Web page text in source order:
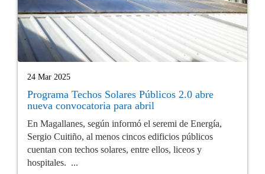
24 Mar 2025
Programa Techos Solares Públicos 2.0 abre
nueva convocatoria para abril
En Magallanes, según informó el seremi de Energía,
Sergio Cuitiño, al menos cincos edificios públicos
cuentan con techos solares, entre ellos, liceos y
hospitales. ...